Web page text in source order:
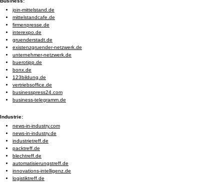
join-mittelstand.de
mittelstandcafe.de
firmenpresse.de
interexpo.de
gruenderstadt.de
existenzgruender-netzwerk.de
unternehmer-netzwerk.de
buerotipp.de
bonx.de
123bildung.de
vertriebsoffice.de
businesspress24.com
business-telegramm.de
Industrie:
news-in-industry.com
news-in-industry.de
industrietreff.de
packtreff.de
blechtreff.de
automatisierungstreff.de
innovations-intelligenz.de
logistiktreff.de